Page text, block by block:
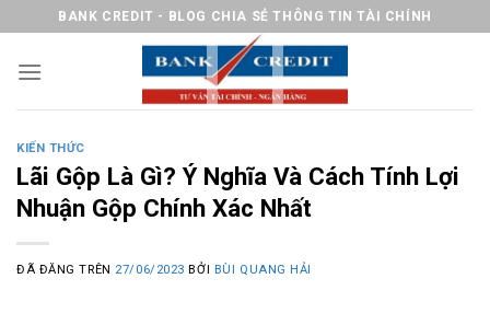
nội
BANK CREDIT - BLOG CHIA SẺ THÔNG TIN TÀI CHÍNH
KIẾN THỨC
Lãi Gộp Là Gì? Ý Nghĩa Và Cách Tính Lợi
Nhuận Gộp Chính Xác Nhất
ĐÃ ĐĂNG TRÊN 27/06/2023 BỞI BÙI QUANG HẢI